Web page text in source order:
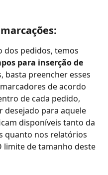
dos pedidos, temos
para inserção de
basta preencher esses
de acordo
de cada pedido,
desejado para aquele
disponíveis tanto da
quanto nos relatórios
limite de tamanho deste